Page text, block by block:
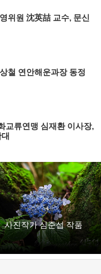
위원 沈英喆 교수, 문신
철 연안해운과장 동정
교류연맹 심재환 이사장,
사진작가 심준섭 작품